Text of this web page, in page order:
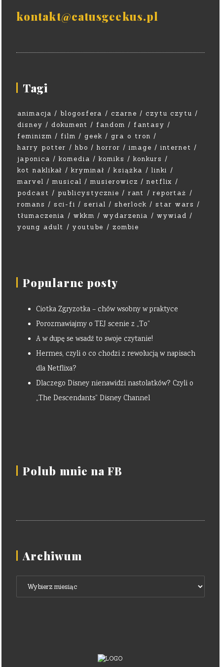
kontakt@catusgeekus.pl
Tagi
animacja blogosfera czarne
czytu czytu
disney
dokument fandom
fantasy
feminizm
film geek
gra o tron
harry potter
hbo horror image
internet
japonica
komedia komiks
konkurs
kot naklikał
kryminał książka
linki
marvel
musical musierowicz
netflix
podcast
publicystycznie rant
reportaż
romans
sci-fi serial sherlock
star wars
tłumaczenia
wkkm wydarzenia
wywiad
young adult
youtube zombie
Popularne posty
Ciotka Zgryzotka – chów wsobny w praktyce
Porozmawiajmy o TEJ scenie z „To”
A w dupę se wsadź to swoje czytanie!
Hermes, czyli o co chodzi z rewolucją w napisach
dla Netflixa?
Dlaczego Disney nienawidzi nastolatków? Czyli o
„The Descendants” Disney Channel
Polub mnie na FB
Archiwum
Archiwum